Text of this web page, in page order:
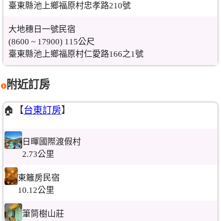
臺東縣池上鄉福原村忠孝路210號
大地穗日一號民宿
(8600 ~ 17900) 115公尺
臺東縣池上鄉福原村仁愛路166之1號
附近訂房
🏠【台東訂房】
日暉國際渡假村
2.73公里
東籬房民宿
10.12公里
筆筒樹山莊